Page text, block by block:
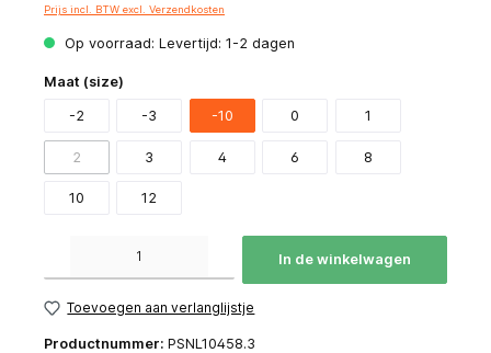
Prijs incl. BTW excl. Verzendkosten
Op voorraad: Levertijd: 1-2 dagen
Maat (size)
-2 -3 -10 0 1
2 3 4 6 8
10 12
In de winkelwagen
Toevoegen aan verlanglijstje
Productnummer: PSNL10458.3